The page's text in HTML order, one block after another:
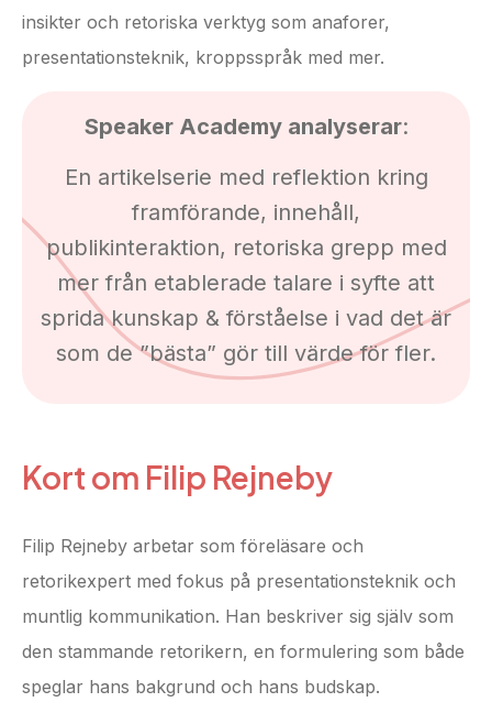
insikter och retoriska verktyg som anaforer,
presentationsteknik, kroppsspråk med mer.
Speaker Academy analyserar:
En artikelserie med reflektion kring
framförande, innehåll,
publikinteraktion, retoriska grepp med
mer från etablerade talare i syfte att
sprida kunskap & förståelse i vad det är
som de ”bästa” gör till värde för fler.
Kort om Filip Rejneby
Filip Rejneby arbetar som föreläsare och
retorikexpert med fokus på presentationsteknik och
muntlig kommunikation. Han beskriver sig själv som
den stammande retorikern, en formulering som både
speglar hans bakgrund och hans budskap.